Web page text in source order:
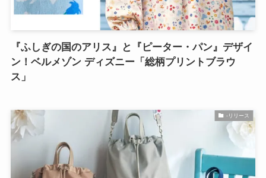
『ふしぎの国のアリス』と『ピーター・パン』デザイ
ン！ベルメゾン ディズニー「総柄プリントブラウ
ス」
-リリース